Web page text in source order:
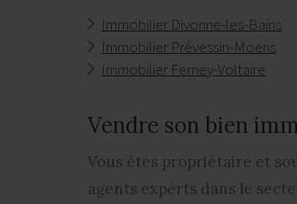
Immobilier Divonne-les-Bains
Immobilier Prévessin-Moëns
Immobilier Ferney-Voltaire
Vendre son bien
Vous êtes propriétaire et
agents experts dans le